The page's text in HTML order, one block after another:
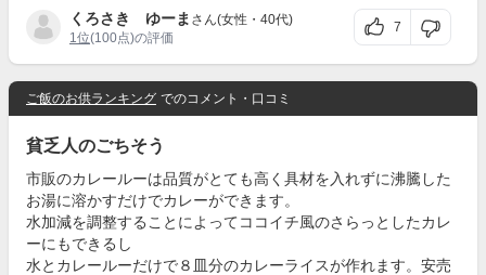
くろさき ゆーま さん(女性・40代)
1位(100点)の評価
7
ご飯のお供ランキング でのコメント・口コミ
貧乏人のごちそう
市販のカレールーは品質がとても高く具材を入れずに沸騰した
お湯に溶かすだけでカレーができます。
水加減を調整することによってココイチ風のさらっとしたカレ
ーにもできるし
水とカレールーだけで８皿分のカレーライスが作れます。安売